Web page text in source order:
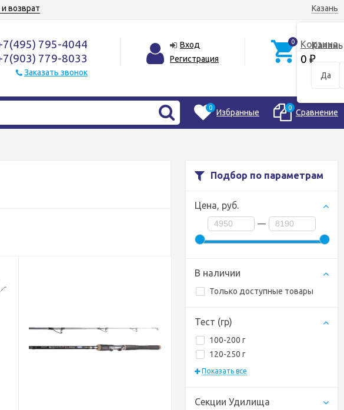
Казань
Да
возврат
795-4044
779-8033
Заказать звонок
Вход
Регистрация
0 Корзина
0 ₽
0 Избранные 0 Сравнение
Подбор по параметрам
Цена, руб.
—
В наличии
Только доступные товары
Тест (гр)
100-200 г
120-250 г
Показать все
Секции Удилища